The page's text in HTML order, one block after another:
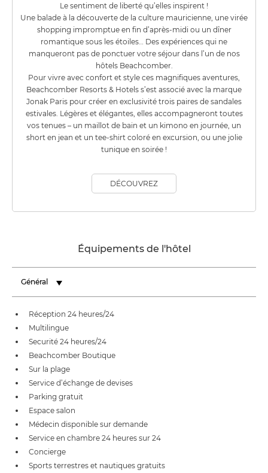
Le sentiment de liberté qu’elles inspirent !
Une balade à la découverte de la culture mauricienne, une virée
shopping impromptue en fin d’après-midi ou un dîner
romantique sous les étoiles… Des expériences qui ne
manqueront pas de ponctuer votre séjour dans l’un de nos
hôtels Beachcomber.
Pour vivre avec confort et style ces magnifiques aventures,
Beachcomber Resorts & Hotels s’est associé avec la marque
Jonak Paris pour créer en exclusivité trois paires de sandales
estivales. Légères et élégantes, elles accompagneront toutes
vos tenues – un maillot de bain et un kimono en journée, un
short en jean et un tee-shirt coloré en excursion, ou une jolie
tunique en soirée !
DÉCOUVREZ
Équipements de l'hôtel
Général
Réception 24 heures/24
Multilingue
Securité 24 heures/24
Beachcomber Boutique
Sur la plage
Service d’échange de devises
Parking gratuit
Espace salon
Médecin disponible sur demande
Service en chambre 24 heures sur 24
Concierge
Sports terrestres et nautiques gratuits